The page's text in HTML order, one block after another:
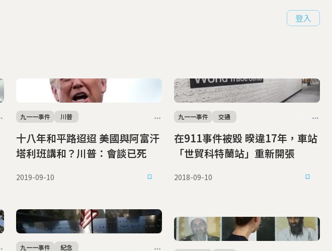
登入
十八年和平路迢迢 美國與阿富汗
塔利班講和？川普：會談已死
九一一事件 川普
2019-09-10
在911事件被毀 暌違17年，車站
「世貿科特蘭站」重新開張
九一一事件 交通
2018-09-10
九一一事件 紀念